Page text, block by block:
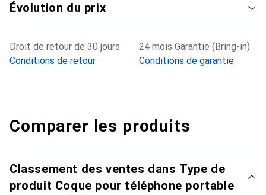
Évolution du prix
Droit de retour de 30 jours
Conditions de retour
24 mois Garantie (Bring-in)
Conditions de garantie
Comparer les produits
Classement des ventes dans Type de
produit Coque pour téléphone portable